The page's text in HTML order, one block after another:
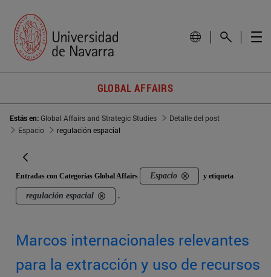
GLOBAL AFFAIRS
Estás en:Global Affairs and Strategic Studies
Detalle del post
Espacio
regulación espacial
Entradas con Categorías Global Affairs Espacio y etiqueta
regulación espacial .
Marcos internacionales relevantes
para la extracción y uso de recursos